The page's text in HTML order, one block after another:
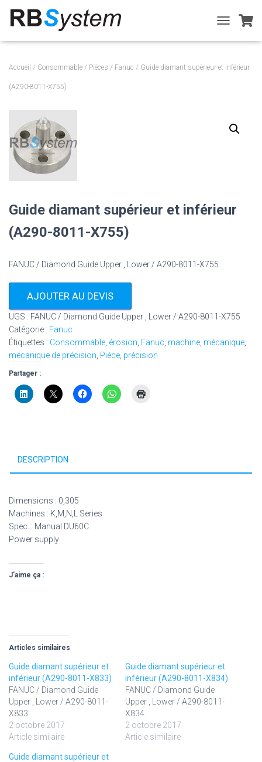
O
G
Accueil / Consommable / Pièces / Fanuc / Guide diamant supérieur et inférieur
(A290-8011-X755)
Guide diamant supérieur et inférieur
(A290-8011-X755)
FANUC / Diamond Guide Upper , Lower / A290-8011-X755
AJOUTER AU DEVIS
UGS : FANUC / Diamond Guide Upper , Lower / A290-8011-X755
Catégorie : Fanuc
Étiquettes : Consommable érosion Fanuc machine mécanique
mécanique de précision Pièce précision
Partager :
DESCRIPTION
Dimensions : 0,305
Machines : K,M,N,L Series
Spec. : Manual DU60C
Power supply
J’aime ça :
Articles similaires
Guide diamant supérieur et
inférieur (A290-8011-X833)
FANUC / Diamond Guide
Upper , Lower / A290-8011-
X833
2 octobre 2017
Article similaire
Guide diamant supérieur et
inférieur (A290-8011-X834)
FANUC / Diamond Guide
Upper , Lower / A290-8011-
X834
2 octobre 2017
Article similaire
Guide diamant supérieur et